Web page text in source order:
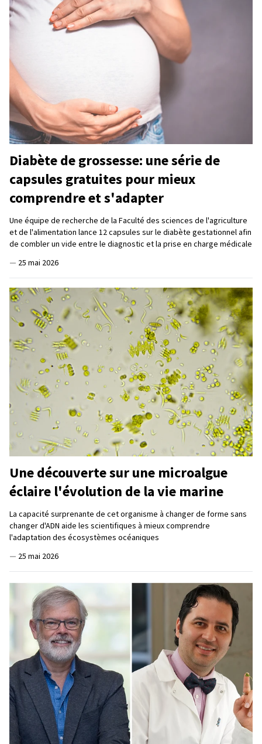
Diabète de grossesse: une série de
capsules gratuites pour mieux
comprendre et s'adapter
Une équipe de recherche de la Faculté des sciences de l'agriculture
et de l'alimentation lance 12 capsules sur le diabète gestationnel afin
de combler un vide entre le diagnostic et la prise en charge médicale
— 25 mai 2026
Une découverte sur une microalgue
éclaire l'évolution de la vie marine
La capacité surprenante de cet organisme à changer de forme sans
changer d'ADN aide les scientifiques à mieux comprendre
l'adaptation des écosystèmes océaniques
— 25 mai 2026